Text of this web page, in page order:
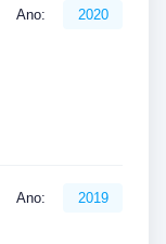
Ano: 2020
Ano: 2019